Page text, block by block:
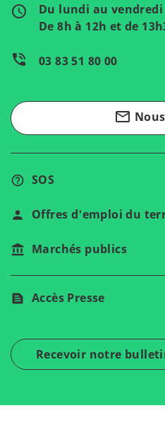
access_time
Du lundi au vendredi
De 8h à 12h et de
phone_in_talk 03 83 51 80 00
mail_outline
SOS
Offres d'emploi du
Marchés publics
Accès Presse
Recevoir notre